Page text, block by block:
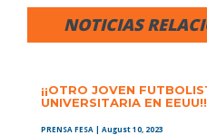
NOTICIAS
¡¡OTRO JOVEN
UNIVERSITARIA EN EEUU!!
PRENSA FESA | August 10, 2023